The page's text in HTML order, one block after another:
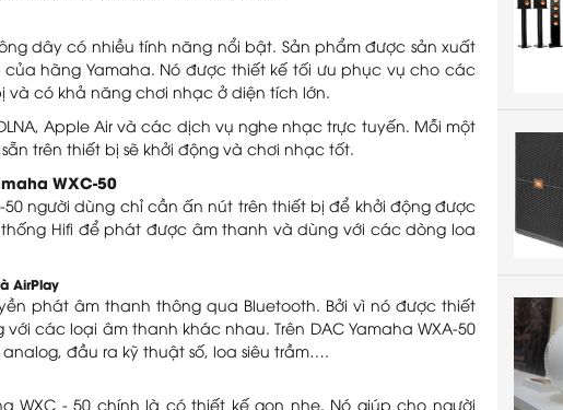
dây có nhiều tính năng nổi bật. Sản phẩm được sản xuất
hãng Yamaha. Nó được thiết kế tối ưu phục vụ cho các
và có khả năng chơi nhạc ở diện tích lớn.
Apple Air và các dịch vụ nghe nhạc trực tuyến. Mỗi một
trên thiết bị sẽ khởi động và chơi nhạc tốt.
WXC-50
50người dùng chỉ cần ấn nút trên thiết bị để khởi động được
Hifi để phát được âm thanh và dùng với các dòng loa
AirPlay
phát âm thanh thông qua Bluetooth. Bởi vì nó được thiết
các loại âm thanh khác nhau. Trên DAC Yamaha WXA-50
đầu ra kỹ thuật số, loa siêu trầm….